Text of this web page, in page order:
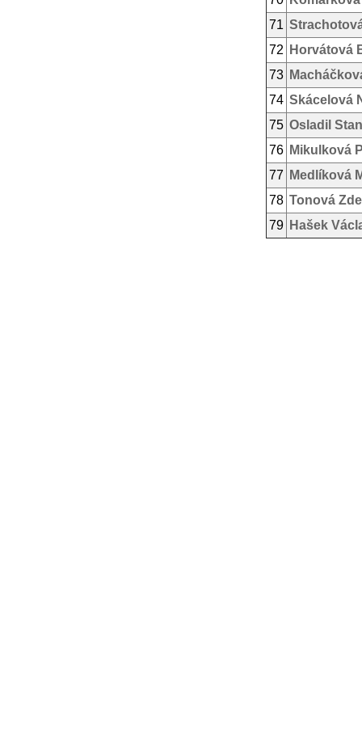
71
72
Horvátová
73
74 Skácelová
75 Osladil
76 Mikulková
77
Medlíková
78 Tonová
79 Hašek